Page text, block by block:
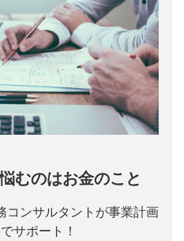
むのはお金のこと
コンサルタントが事業計画
サポート！